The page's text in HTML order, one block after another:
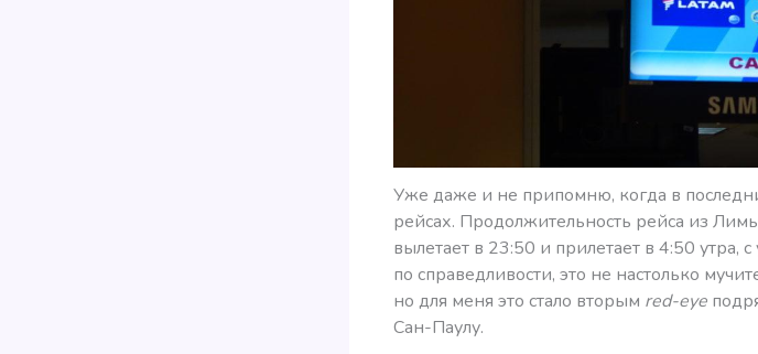
Уже даже и не припомню, когда в
рейсах. Продолжительность рейса из
вылетает в 23:50 и прилетает в 4:50 утра,
по справедливости, это не настолько
но для меня это стало вторым red-eye
Сан-Паулу.